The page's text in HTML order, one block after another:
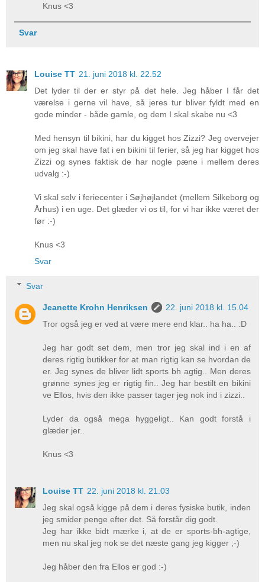
Knus <3
Svar
Louise TT 21. juni 2018 kl. 22.52
Det lyder til der er styr på det hele. Jeg håber I får det
værelse i gerne vil have, så jeres tur bliver fyldt med en
gode minder - både gamle, og dem I skal skabe nu <3
Med hensyn til bikini, har du kigget hos Zizzi? Jeg overvejer
om jeg skal have fat i en bikini til ferier, så jeg har kigget hos
Zizzi og synes faktisk de har nogle pæne i mellem deres
udvalg :-)
Vi skal selv i feriecenter i Søjhøjlandet (mellem Silkeborg og
Århus) i en uge. Det glæder vi os til, for vi har ikke været der
før :-)
Knus <3
Svar
Svar
Jeanette Krohn Henriksen
22. juni 2018 kl. 15.04
Tror også jeg er ved at være mere end klar.. ha ha.. :D
Jeg har godt set dem, men tror jeg skal ind i en af
deres rigtig butikker for at man rigtig kan se hvordan de
er. Jeg synes de bliver lidt sports bh agtig.. Men deres
grønne synes jeg er rigtig fin.. Jeg har bestilt en bikini
ve Ellos, hvis den ikke passer tager jeg nok ind i zizzi..
Lyder da også mega hyggeligt.. Kan godt forstå i
glæder jer..
Knus <3
Louise TT 22. juni 2018 kl. 21.03
Jeg skal også kigge på dem i deres fysiske butik, inden
jeg smider penge efter det. Så forstår dig godt.
Jeg har ikke bidt mærke i, at de er sports-bh-agtige,
men nu skal jeg nok se det næste gang jeg kigger ;-)
Jeg håber den fra Ellos er god :-)